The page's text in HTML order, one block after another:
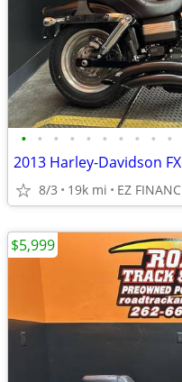
• • • • • • • • • •
2013 Harley-Davidson
8/3 19k mi EZ
$5,999